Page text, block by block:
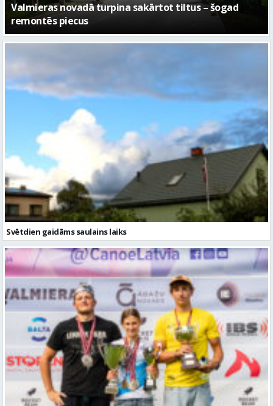
No pagaidu teātra līdz laikmetīgās kultūras centram
– kā attīstīsies “Kurtuve”
Svētdien gaidāms saulains laiks